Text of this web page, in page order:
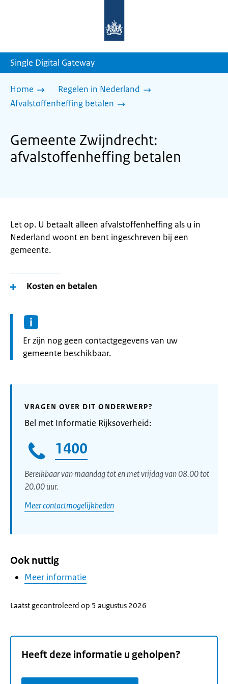
homepage
Single Digital Gateway
Home
Regelen in Nederland
Afvalstoffenheffing betalen
Gemeente Zwijndrecht:
afvalstoffenheffing betalen
Let op. U betaalt alleen afvalstoffenheffing als u in
Nederland woont en bent ingeschreven bij een
gemeente.
Kosten en betalen
Informatie:
Er zijn nog geen contactgegevens van uw
gemeente beschikbaar.
VRAGEN OVER DIT ONDERWERP?
Bel met Informatie Rijksoverheid:
1400
Bereikbaar van maandag tot en met vrijdag van 08.00 tot
20.00 uur.
Meer contactmogelijkheden
Ook nuttig
Meer informatie
Laatst gecontroleerd op 5 augustus 2026
Heeft deze informatie u geholpen?